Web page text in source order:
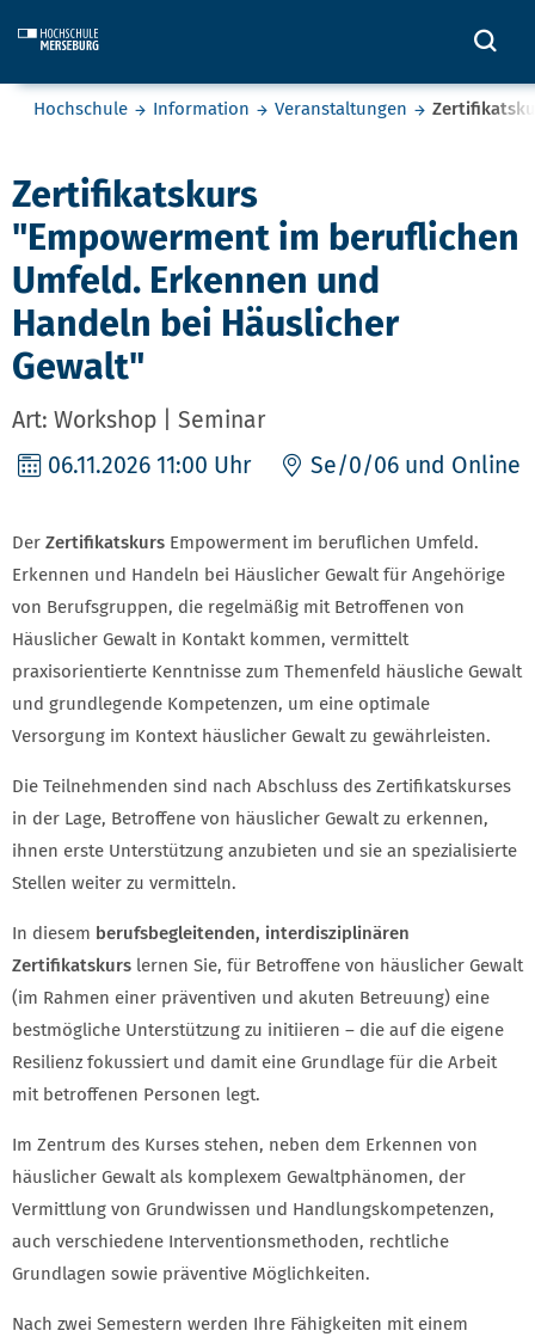
Sie befinden sich hier:
Hochschule Information Veranstaltungen
Zertifikatskurs
"Empowerment im beruflichen
Umfeld. Erkennen und
Handeln bei Häuslicher
Gewalt"
Art: Workshop | Seminar
06.11.2026 11:00 Uhr Se/0/06 und Online
Der Zertifikatskurs Empowerment im beruflichen Umfeld.
Erkennen und Handeln bei Häuslicher Gewalt für Angehörige
von Berufsgruppen, die regelmäßig mit Betroffenen von
Häuslicher Gewalt in Kontakt kommen, vermittelt
praxisorientierte Kenntnisse zum Themenfeld häusliche Gewalt
und grundlegende Kompetenzen, um eine optimale
Versorgung im Kontext häuslicher Gewalt zu gewährleisten.
Die Teilnehmenden sind nach Abschluss des Zertifikatskurses
in der Lage, Betroffene von häuslicher Gewalt zu erkennen,
ihnen erste Unterstützung anzubieten und sie an spezialisierte
Stellen weiter zu vermitteln.
In diesem berufsbegleitenden, interdisziplinären
Zertifikatskurs lernen Sie, für Betroffene von häuslicher Gewalt
(im Rahmen einer präventiven und akuten Betreuung) eine
bestmögliche Unterstützung zu initiieren – die auf die eigene
Resilienz fokussiert und damit eine Grundlage für die Arbeit
mit betroffenen Personen legt.
Im Zentrum des Kurses stehen, neben dem Erkennen von
häuslicher Gewalt als komplexem Gewaltphänomen, der
Vermittlung von Grundwissen und Handlungskompetenzen,
auch verschiedene Interventionsmethoden, rechtliche
Grundlagen sowie präventive Möglichkeiten.
Nach zwei Semestern werden Ihre Fähigkeiten mit einem